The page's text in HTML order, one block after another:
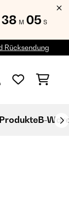
38 M 03 S
Rücksendung
B-